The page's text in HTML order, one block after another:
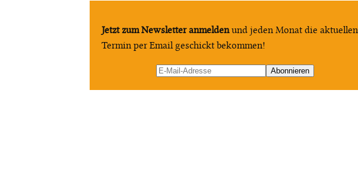
Jetzt zum Newsletter anmeldenund jeden Monat die aktuellen
Termin per Email geschickt bekommen!